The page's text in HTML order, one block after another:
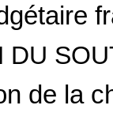
DU
de la